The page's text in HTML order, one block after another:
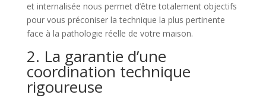
et internalisée nous permet d’être totalement objectifs
pour vous préconiser la technique la plus pertinente
face à la pathologie réelle de votre maison.
2. La garantie d’une
coordination technique
rigoureuse